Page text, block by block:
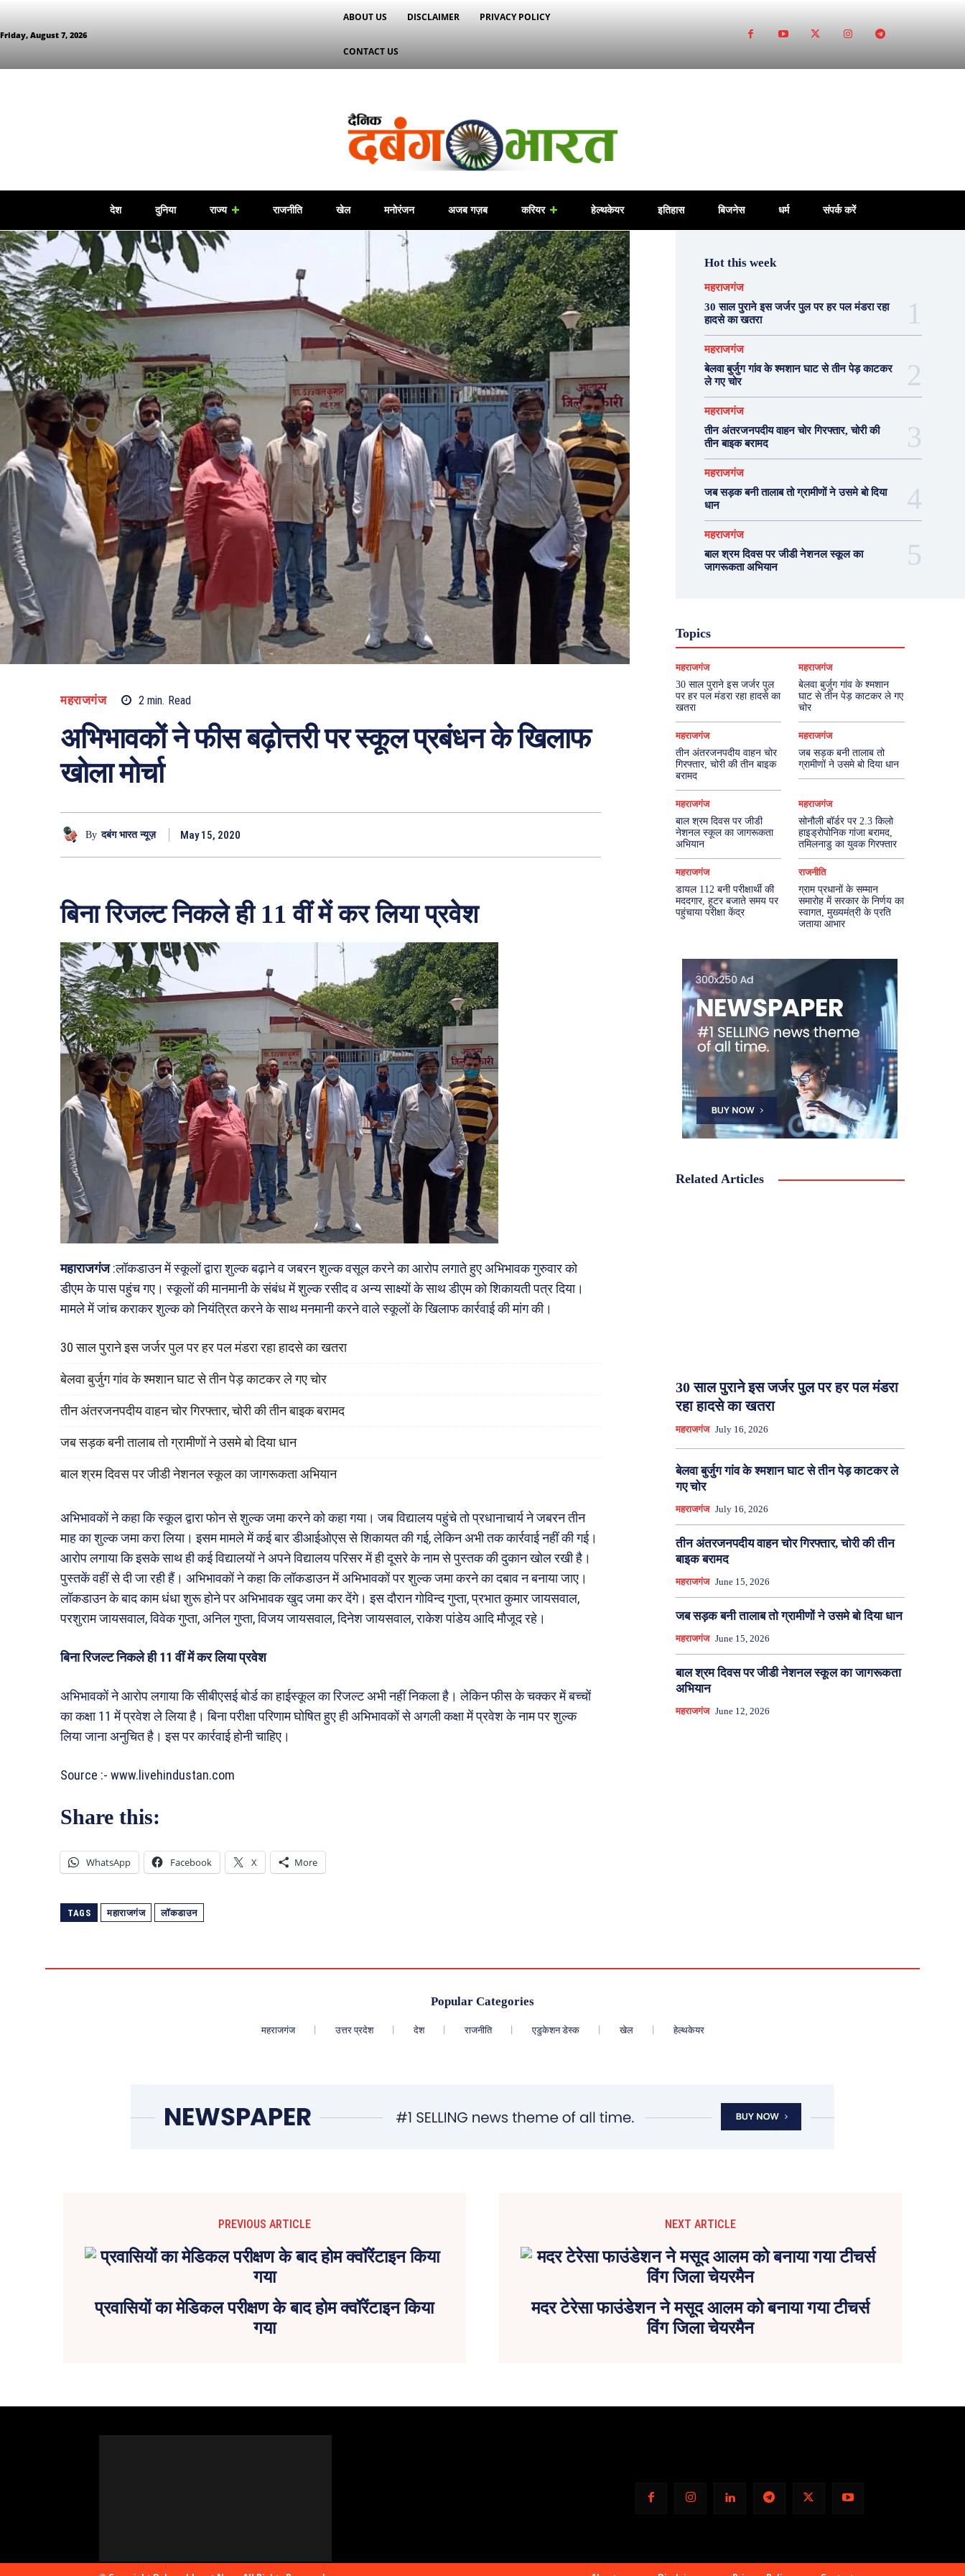
Friday, August 7, 2026
ABOUT US DISCLAIMER PRIVACY POLICY
CONTACT US
देश दुनिया राज्य राजनीति खेल मनोरंजन अजब गज़ब करियर हेल्थकेयर इतिहास बिजनेस धर्म संपर्क करें
महराजगंज 2 min. Read
अभिभावकों ने फीस बढ़ोत्तरी पर स्कूल प्रबंधन के खिलाफ
खोला मोर्चा
By दबंग भारत न्यूज़ May 15, 2020
बिना रिजल्ट निकले ही 11 वीं में कर लिया प्रवेश
महाराजगंज:लॉकडाउन में स्कूलों द्वारा शुल्क बढ़ाने व जबरन शुल्क वसूल करने का आरोप लगाते हुए अभिभावक गुरुवार को
डीएम के पास पहुंच गए। स्कूलों की मानमानी के संबंध में शुल्क रसीद व अन्य साक्ष्यों के साथ डीएम को शिकायती पत्र दिया।
मामले में जांच कराकर शुल्क को नियंत्रित करने के साथ मनमानी करने वाले स्कूलों के खिलाफ कार्रवाई की मांग की।
30 साल पुराने इस जर्जर पुल पर हर पल मंडरा रहा हादसे का खतरा
बेलवा बुर्जुग गांव के श्मशान घाट से तीन पेड़ काटकर ले गए चोर
तीन अंतरजनपदीय वाहन चोर गिरफ्तार, चोरी की तीन बाइक बरामद
जब सड़क बनी तालाब तो ग्रामीणों ने उसमे बो दिया धान
बाल श्रम दिवस पर जीडी नेशनल स्कूल का जागरूकता अभियान
अभिभावकों ने कहा कि स्कूल द्वारा फोन से शुल्क जमा करने को कहा गया। जब विद्यालय पहुंचे तो प्रधानाचार्य ने जबरन तीन
माह का शुल्क जमा करा लिया। इसम मामले में कई बार डीआईओएस से शिकायत की गई, लेकिन अभी तक कार्रवाई नहीं की गई।
आरोप लगाया कि इसके साथ ही कई विद्यालयों ने अपने विद्यालय परिसर में ही दूसरे के नाम से पुस्तक की दुकान खोल रखी है।
पुस्तकें वहीं से दी जा रही हैं। अभिभावकों ने कहा कि लॉकडाउन में अभिभावकों पर शुल्क जमा करने का दबाव न बनाया जाए।
लॉकडाउन के बाद काम धंधा शुरू होने पर अभिभावक खुद जमा कर देंगे। इस दौरान गोविन्द गुप्ता, प्रभात कुमार जायसवाल,
परशुराम जायसवाल, विवेक गुप्ता, अनिल गुप्ता, विजय जायसवाल, दिनेश जायसवाल, राकेश पांडेय आदि मौजूद रहे।
बिना रिजल्ट निकले ही 11 वीं में कर लिया प्रवेश
अभिभावकों ने आरोप लगाया कि सीबीएसई बोर्ड का हाईस्कूल का रिजल्ट अभी नहीं निकला है। लेकिन फीस के चक्कर में बच्चों
का कक्षा 11 में प्रवेश ले लिया है। बिना परीक्षा परिणाम घोषित हुए ही अभिभावकों से अगली कक्षा में प्रवेश के नाम पर शुल्क
लिया जाना अनुचित है। इस पर कार्रवाई होनी चाहिए।
Source :- www.livehindustan.com
Share this:
WhatsApp Facebook X More
TAGS महाराजगंज लॉकडाउन
Hot this week
महराजगंज
30 साल पुराने इस जर्जर पुल पर हर पल मंडरा रहा
हादसे का खतरा
महराजगंज
बेलवा बुर्जुग गांव के श्मशान घाट से तीन पेड़ काटकर
ले गए चोर
महराजगंज
तीन अंतरजनपदीय वाहन चोर गिरफ्तार, चोरी की
तीन बाइक बरामद
महराजगंज
जब सड़क बनी तालाब तो ग्रामीणों ने उसमे बो दिया
धान
महराजगंज
बाल श्रम दिवस पर जीडी नेशनल स्कूल का
जागरूकता अभियान
Topics
महराजगंज
30 साल पुराने इस जर्जर पुल
पर हर पल मंडरा रहा हादसे का
खतरा
महराजगंज
बेलवा बुर्जुग गांव के श्मशान
घाट से तीन पेड़ काटकर ले गए
चोर
महराजगंज
तीन अंतरजनपदीय वाहन चोर
गिरफ्तार, चोरी की तीन बाइक
बरामद
महराजगंज
जब सड़क बनी तालाब तो
ग्रामीणों ने उसमे बो दिया धान
महराजगंज
बाल श्रम दिवस पर जीडी
नेशनल स्कूल का जागरूकता
अभियान
महराजगंज
सोनौली बॉर्डर पर 2.3 किलो
हाइड्रोपोनिक गांजा बरामद,
तमिलनाडु का युवक गिरफ्तार
महराजगंज
डायल 112 बनी परीक्षार्थी की
मददगार, हूटर बजाते समय पर
पहुंचाया परीक्षा केंद्र
राजनीति
ग्राम प्रधानों के सम्मान
समारोह में सरकार के निर्णय का
स्वागत, मुख्यमंत्री के प्रति
जताया आभार
Related Articles
30 साल पुराने इस जर्जर पुल पर हर पल मंडरा
रहा हादसे का खतरा
महराजगंज July 16, 2026
बेलवा बुर्जुग गांव के श्मशान घाट से तीन पेड़ काटकर ले
गए चोर
महराजगंज July 16, 2026
तीन अंतरजनपदीय वाहन चोर गिरफ्तार, चोरी की तीन
बाइक बरामद
महराजगंज June 15, 2026
जब सड़क बनी तालाब तो ग्रामीणों ने उसमे बो दिया धान
महराजगंज June 15, 2026
बाल श्रम दिवस पर जीडी नेशनल स्कूल का जागरूकता
अभियान
महराजगंज June 12, 2026
Popular Categories
महराजगंज उत्तर प्रदेश देश राजनीति एडुकेशन डेस्क खेल हेल्थकेयर
PREVIOUS ARTICLE
प्रवासियों का मेडिकल परीक्षण के बाद होम क्वॉरेंटाइन किया
गया
NEXT ARTICLE
मदर टेरेसा फाउंडेशन ने मसूद आलम को बनाया गया टीचर्स
विंग जिला चेयरमैन